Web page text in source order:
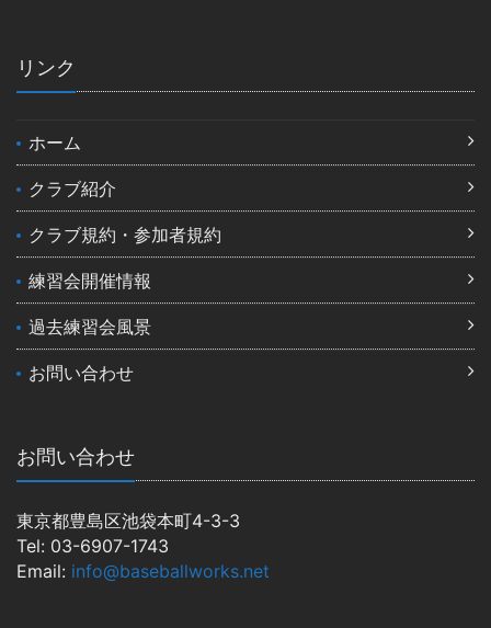
リンク
ホーム
クラブ紹介
クラブ規約・参加者規約
練習会開催情報
過去練習会風景
お問い合わせ
お問い合わせ
東京都豊島区池袋本町4-3-3
Tel: 03-6907-1743
Email: info@baseballworks.net